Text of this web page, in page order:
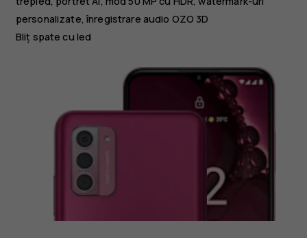
personalizate, înregistrare audio OZO 3D
Bliț spate cu led